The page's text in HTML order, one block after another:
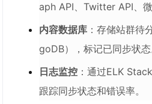
aph API、Twitter API、微
内容数据库 ：存储站群待
goDB），标记已同步状态
日志监控 ：通过ELK
跟踪同步状态和错误率。